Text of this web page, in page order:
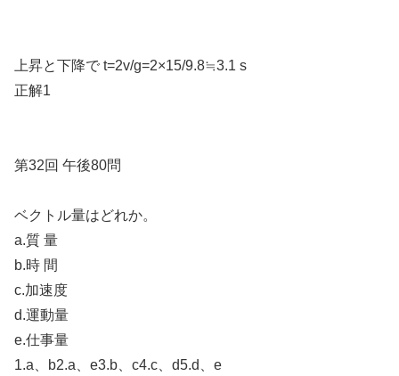
上昇と下降で t=2v/g=2×15/9.8≒3.1 s
正解1
第32回 午後80問
ベクトル量はどれか。
a.質 量
b.時 間
c.加速度
d.運動量
e.仕事量
1.a、b2.a、e3.b、c4.c、d5.d、e